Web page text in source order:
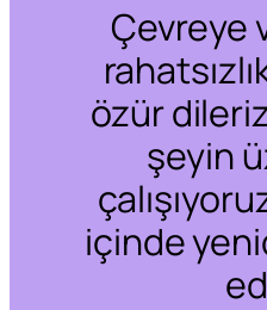
Çevreye
özür
şeyin
içinde